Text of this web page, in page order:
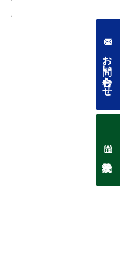
お問い合わせ